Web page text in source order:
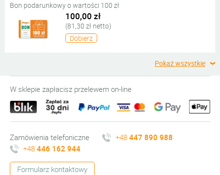
Bon podarunkowy o wartości 100 zł
100,00 zł
(81,30 zł netto)
Dobierz
Pokaż wszystkie
W sklepie zapłacisz przelewem on-line
Zamówienia telefoniczne +48 447 890 988
+48 446 162 944
Formularz kontaktowy